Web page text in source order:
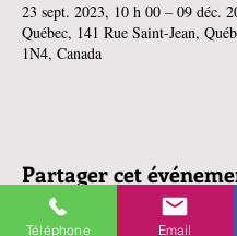
23 sept. 2023, 10 h 00 – 09 déc.
Québec, 141 Rue Saint-Jean,
1N4, Canada
Partager cet
Téléphone Email